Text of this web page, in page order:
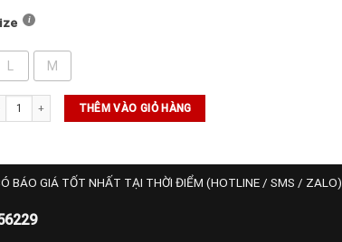
M
Wilson Polo League - Vetiver số lượng
THÊM VÀO GIỎ HÀNG
BÁO GIÁ TỐT NHẤT TẠI THỜI ĐIỂM (HOTLINE / SMS / ZALO)